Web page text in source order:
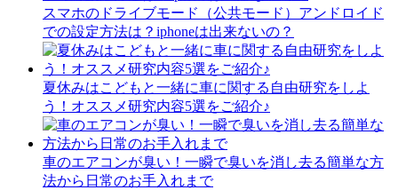
スマホのドライブモード（公共モード）アンドロイド
での設定方法は？iphoneは出来ないの？
夏休みはこどもと一緒に車に関する自由研究をしよ
う！オススメ研究内容5選をご紹介♪
車のエアコンが臭い！一瞬で臭いを消し去る簡単な方
法から日常のお手入れまで